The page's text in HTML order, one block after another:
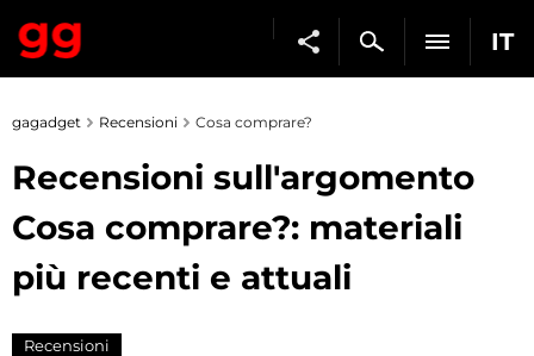
IT
gagadget Recensioni Cosa comprare?
Recensioni sull'argomento
Cosa comprare?: materiali
più recenti e attuali
Recensioni